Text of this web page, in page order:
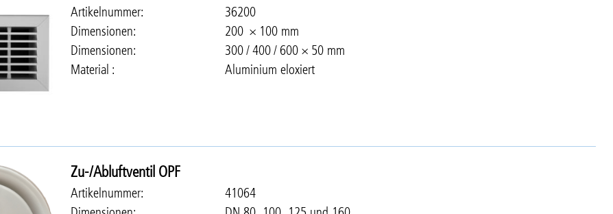
Artikelnummer
36200
Dimensionen
200 × 100 mm
Dimensionen
300 / 400 / 600 × 50 mm
Material
Aluminium eloxiert
Zu-/Abluftventil OPF
Artikelnummer
41064